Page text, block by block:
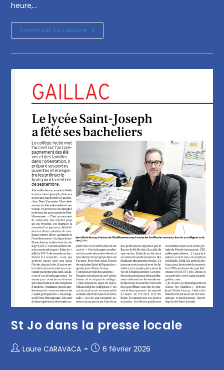
heure,…
Continuer La Lecture
St Jo dans la presse locale
Laure CARAVACA 6 février 2026